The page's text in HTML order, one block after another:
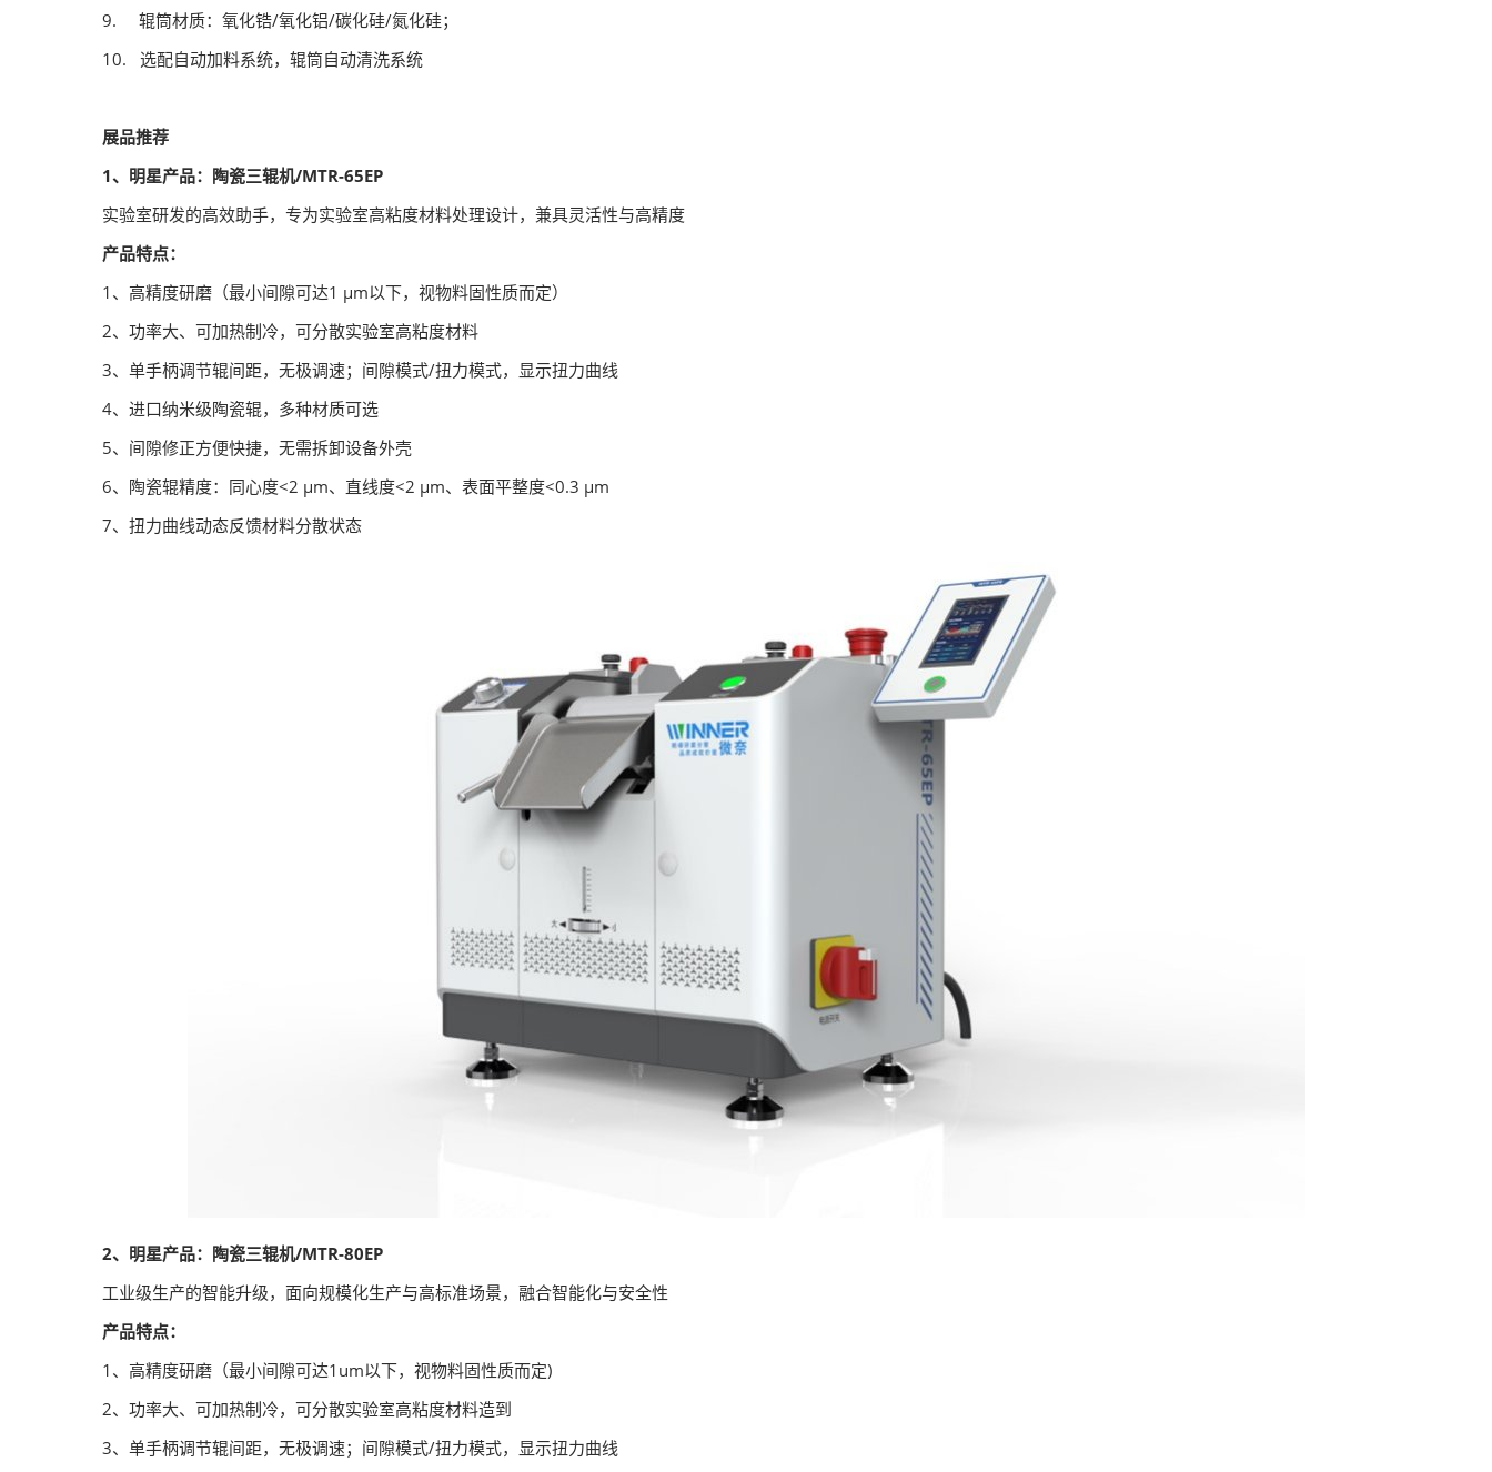
9. 辊筒材质：氧化锆/氧化铝/碳化硅/氮化硅；
10. 选配自动加料系统，辊筒自动清洗系统
展品推荐
1、明星产品：陶瓷三辊机/MTR-65EP
实验室研发的高效助手，专为实验室高粘度材料处理设计，兼具灵活性与高精度
产品特点：
1、高精度研磨（最小间隙可达1 μm以下，视物料固性质而定）
2、功率大、可加热制冷，可分散实验室高粘度材料
3、单手柄调节辊间距，无极调速；间隙模式/扭力模式，显示扭力曲线
4、进口纳米级陶瓷辊，多种材质可选
5、间隙修正方便快捷，无需拆卸设备外壳
6、陶瓷辊精度：同心度<2 μm、直线度<2 μm、表面平整度<0.3 μm
7、扭力曲线动态反馈材料分散状态
2、明星产品：陶瓷三辊机/MTR-80EP
工业级生产的智能升级，面向规模化生产与高标准场景，融合智能化与安全性
产品特点：
1、高精度研磨（最小间隙可达1um以下，视物料固性质而定)
2、功率大、可加热制冷，可分散实验室高粘度材料造到
3、单手柄调节辊间距，无极调速；间隙模式/扭力模式，显示扭力曲线